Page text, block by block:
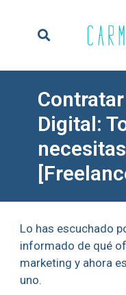
Digital:
Lo has escuchado
informado de qué
marketing y ahora
uno.